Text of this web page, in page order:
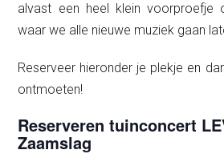
alvast een heel klein voorproefje
waar we alle nieuwe muziek gaan
Reserveer hieronder je plekje en
ontmoeten!
Reserveren tuinconcert
Zaamslag